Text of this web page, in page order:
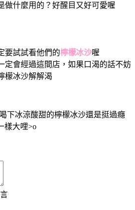
做什麼用的？好醒目又好可愛喔
要試試看他們的檸檬冰沙喔
定會經過這間店，如果口渴的話不妨
檬冰沙解解渴
下冰涼酸甜的檸檬冰沙還是挺過癮
樣大哩>o